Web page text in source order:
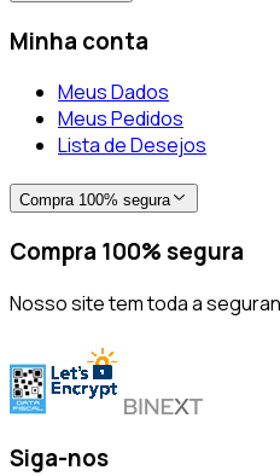
Minha conta
Meus Dados
Meus Pedidos
Lista de Desejos
Compra 100% segura
Compra 100% segura
Nosso site tem toda a
Siga-nos